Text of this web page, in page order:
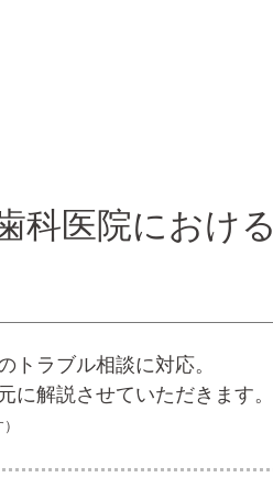
科医院におけ
ラブル相談に対応。
解説させていただきます。